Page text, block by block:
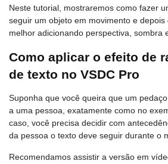
Neste tutorial, mostraremos como fazer
seguir um objeto em movimento e
melhor adicionando perspectiva, sombra
Como aplicar o efeito de
de texto no VSDC Pro
Suponha que você queira que um
a uma pessoa, exatamente como no
caso, você precisa decidir com
da pessoa o texto deve seguir durante o
Recomendamos assistir a versão em